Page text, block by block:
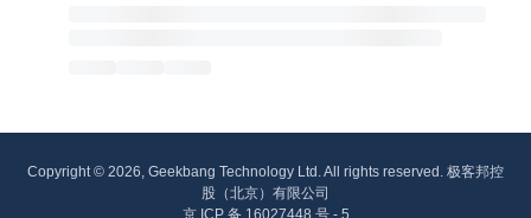
Copyright © 2026, Geekbang Technology Ltd. All rights reserved. 极客邦控
股（北京）有限公司
京 ICP 备 16027448 号 - 5